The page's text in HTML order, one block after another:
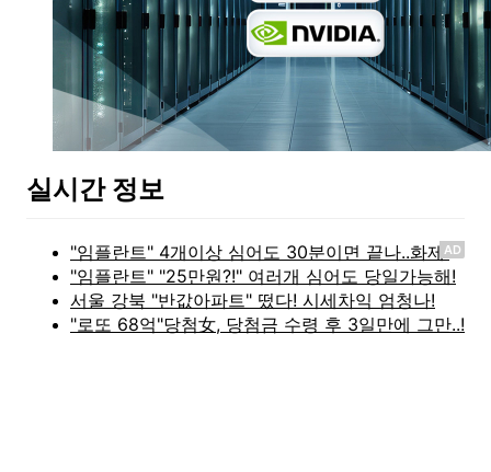
실시간 정보
AD